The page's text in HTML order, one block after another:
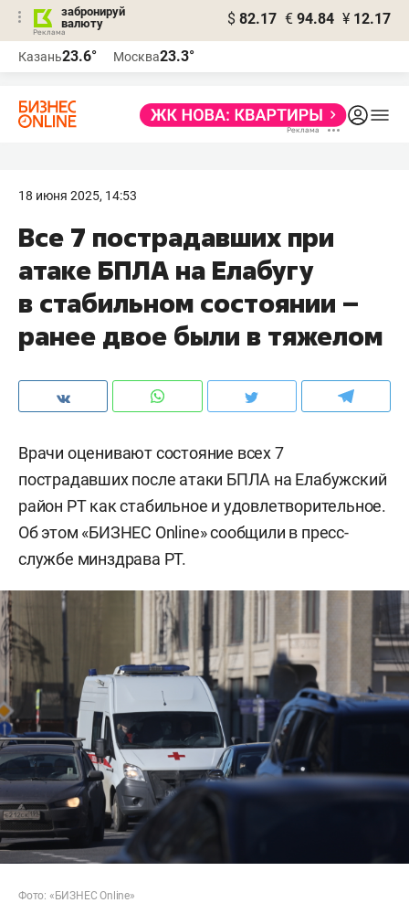
забронируй
валюту
$ 82.17 € 94.84 ¥ 12.17
Казань23.6° Москва23.3°
18 июня 2025, 14:53
Все 7 пострадавших при
атаке БПЛА на Елабугу
в стабильном состоянии –
ранее двое были в тяжелом
Врачи оценивают состояние всех 7
пострадавших после атаки БПЛА на Елабужский
район РТ как стабильное и удовлетворительное.
Об этом «БИЗНЕС Online» сообщили в пресс-
службе минздрава РТ.
Фото: «БИЗНЕС Online»